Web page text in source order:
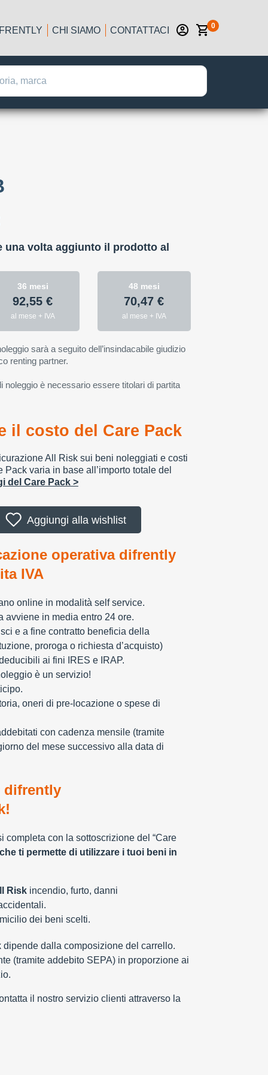
CHI SIAMO CONTATTACI 0
una volta aggiunto il prodotto al
36 mesi
92,55 €
al mese + IVA
48 mesi
70,47 €
al mese + IVA
sarà a seguito dell’insindacabile giudizio
renting partner.
noleggio è necessario essere titolari di partita
il costo del Care Pack
All Risk sui beni noleggiati e costi
varia in base all’importo totale del
del Care Pack >
Aggiungi alla wishlist
operativa difrently
IVA
online in modalità self service.
avviene in media entro 24 ore.
e a fine contratto beneficia della
proroga o richiesta d’acquisto)
ai fini IRES e IRAP.
è un servizio!
oneri di pre-locazione o spese di
con cadenza mensile (tramite
del mese successivo alla data di
difrently
completa con la sottoscrizione del “Care
ti permette di utilizzare i tuoi beni in
Riskincendio, furto, danni
dei beni scelti.
dipende dalla composizione del carrello.
(tramite addebito SEPA) in proporzione ai
il nostro servizio clienti attraverso la